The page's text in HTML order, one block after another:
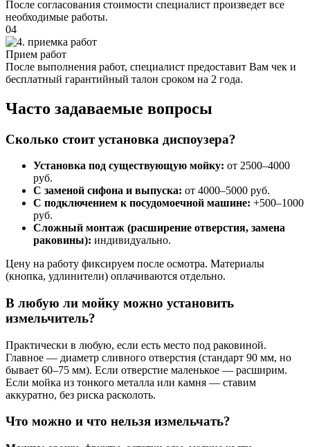
После согласования стоимости специалист произведет все
необходимые работы.
04
Прием работ
После выполнения работ, специалист предоставит Вам чек и
бесплатный гарантийный талон сроком на 2 года.
Часто задаваемые вопросы
Сколько стоит установка диспоузера?
Установка под существующую мойку: от 2500–4000
руб.
С заменой сифона и выпуска: от 4000–5000 руб.
С подключением к посудомоечной машине: +500–1000
руб.
Сложный монтаж (расширение отверстия, замена
раковины): индивидуально.
Цену на работу фиксируем после осмотра. Материалы
(кнопка, удлинители) оплачиваются отдельно.
В любую ли мойку можно установить
измельчитель?
Практически в любую, если есть место под раковиной.
Главное — диаметр сливного отверстия (стандарт 90 мм, но
бывает 60–75 мм). Если отверстие маленькое — расширим.
Если мойка из тонкого металла или камня — ставим
аккуратно, без риска расколоть.
Что можно и что нельзя измельчать?